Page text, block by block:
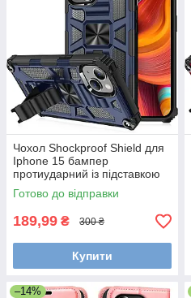
Чохол Shockproof Shield для
Iphone 15 бампер
протиударний із підставкою
Blue
Готово до відправки
189,99 ₴ 300 ₴
Купити
–14%